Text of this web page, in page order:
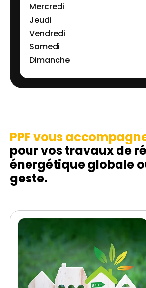
Mercredi
Jeudi
Vendredi
Samedi
Dimanche
PPF vous
pour vos travaux de
énergétique globale
geste.